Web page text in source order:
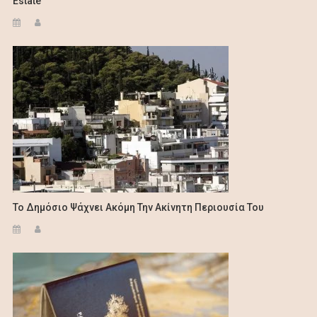
To Δημόσιο Ψάχνει Ακόμη Την Ακίνητη Περιουσία Του